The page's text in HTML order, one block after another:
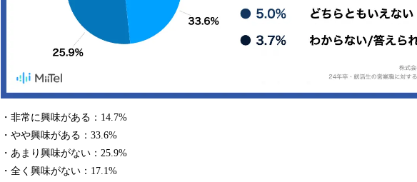
・非常に興味がある：14.7%
・やや興味がある：33.6%
・あまり興味がない：25.9%
・全く興味がない：17.1%